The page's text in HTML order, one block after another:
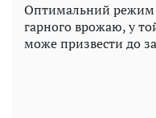
Оптимальний режим
гарного врожаю, у
може призвести до